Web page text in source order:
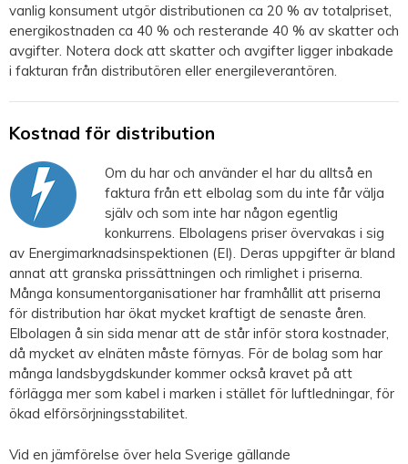
vanlig konsument utgör distributionen ca 20 % av totalpriset,
energikostnaden ca 40 % och resterande 40 % av skatter och
avgifter. Notera dock att skatter och avgifter ligger inbakade
i fakturan från distributören eller energileverantören.
Kostnad för distribution
Om du har och använder el har du alltså en
faktura från ett elbolag som du inte får välja
själv och som inte har någon egentlig
konkurrens. Elbolagens priser övervakas i sig
av Energimarknadsinspektionen (EI). Deras uppgifter är bland
annat att granska prissättningen och rimlighet i priserna.
Många konsumentorganisationer har framhållit att priserna
för distribution har ökat mycket kraftigt de senaste åren.
Elbolagen å sin sida menar att de står inför stora kostnader,
då mycket av elnäten måste förnyas. För de bolag som har
många landsbygdskunder kommer också kravet på att
förlägga mer som kabel i marken i stället för luftledningar, för
ökad elförsörjningsstabilitet.
Vid en jämförelse över hela Sverige gällande